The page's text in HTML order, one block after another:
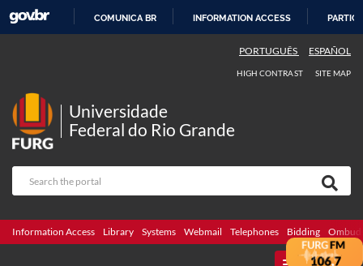
COMUNICA BR INFORMATION ACCESS
PORTUGUÊS ESPAÑOL
HIGH CONTRAST SITE MAP
Universidade
Federal do Rio Grande
Information Access Library Systems Webmail Telephones Bidding
MENU